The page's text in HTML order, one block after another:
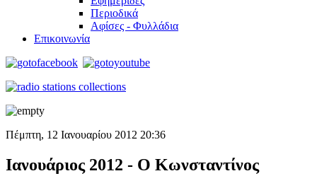
Περιοδικά
Αφίσες - Φυλλάδια
Επικοινωνία
Πέμπτη, 12 Ιανουαρίου 2012 20:36
Ιανουάριος 2012 - Ο Κωνσταντίνος